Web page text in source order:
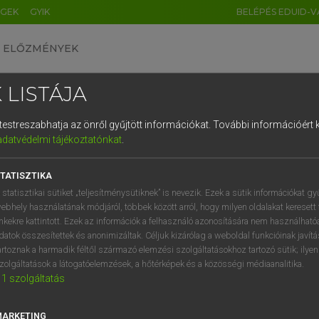
GYIK BELÉPÉS EDUID-
ELŐZMÉNYEK
egyetemes nagyszótár
VAN ELŐFIZETÉSED?
megtekintéséhez.
LISTÁJA
az önről gyűjtött információkat. További információért
tájékoztatónkat.
statisztikai sütiket „teljesítménysütiknek” is nevezik. Ezek a sütik információkat
használatának módjáról, többek között arról, hogy milyen oldalakat keresett
kattintott. Ezek az információk a felhasználó azonosítására nem
összesítettek és anonimizáltak. Céljuk kizárólag a weboldal funkcióinak
a harmadik féltől származó elemzési szolgáltatásokhoz tartozó sütik;
a látogatóelemzések, a hőtérképek és a közösségi médiaanalitika.
1 szolgáltatás
DE CN FR ES IT NL
1 2 3 4 5 6 7 8 9
q w e r t z u i
a s d f g h j k l é
í y x c v b n m , .